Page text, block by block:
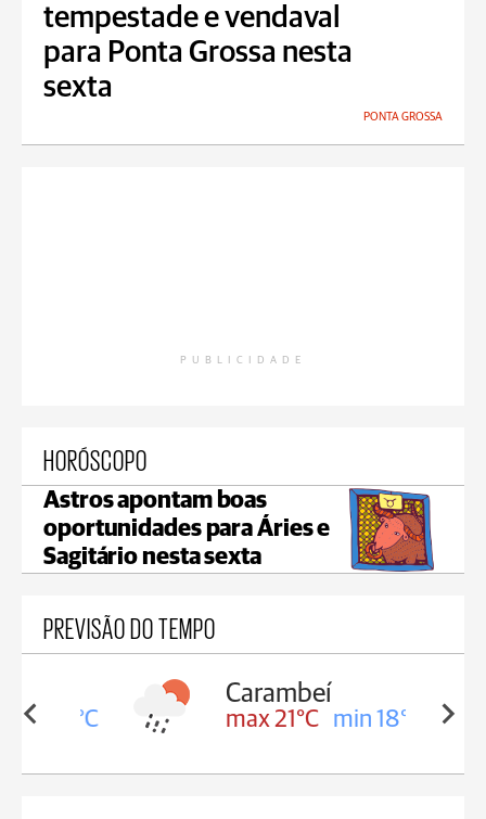
tempestade e vendaval
para Ponta Grossa nesta
sexta
PONTA GROSSA
PUBLICIDADE
HORÓSCOPO
Astros apontam boas
oportunidades para Áries e
Sagitário nesta sexta
PREVISÃO DO TEMPO
18°C
Carambeí
max 21°C min 18°C